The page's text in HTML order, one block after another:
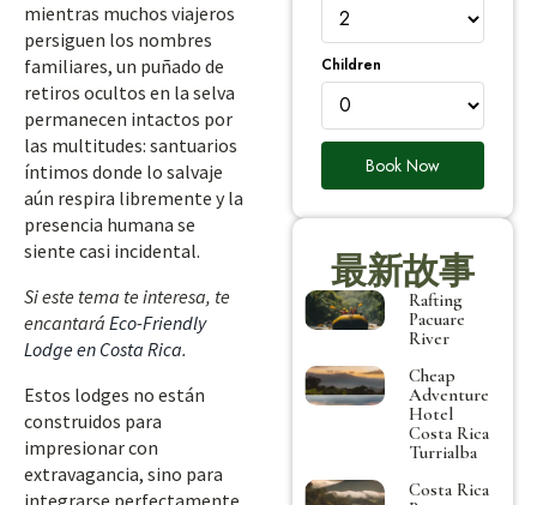
mientras muchos viajeros
persiguen los nombres
familiares, un puñado de
retiros ocultos en la selva
permanecen intactos por
las multitudes: santuarios
íntimos donde lo salvaje
aún respira libremente y la
presencia humana se
siente casi incidental.
Si este tema te interesa, te
encantará Eco-Friendly
Lodge en Costa Rica.
Estos lodges no están
construidos para
impresionar con
extravagancia, sino para
integrarse perfectamente
Children
Book Now
最新故事
Rafting
Pacuare
River
Cheap
Adventure
Hotel
Costa Rica
Turrialba
Costa Rica